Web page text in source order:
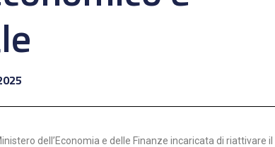
dell’Economia e delle Finanze incaricata di riattivare il